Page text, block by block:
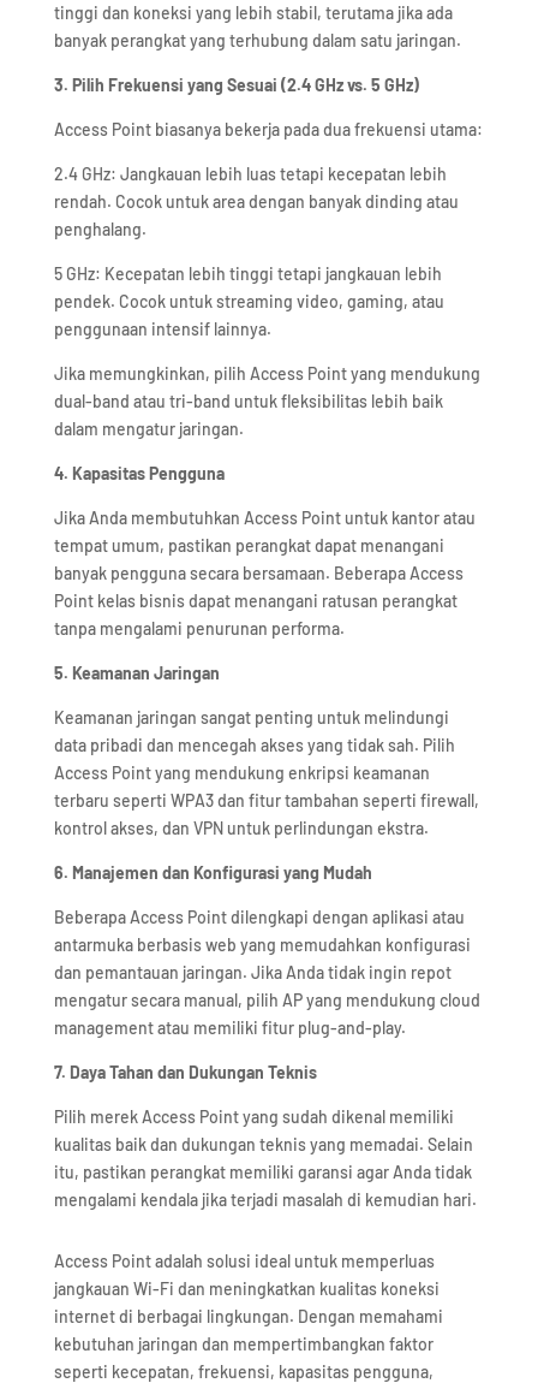
tinggi dan koneksi yang lebih stabil, terutama jika ada
banyak perangkat yang terhubung dalam satu jaringan.
3. Pilih Frekuensi yang Sesuai (2.4 GHz vs. 5 GHz)
Access Point biasanya bekerja pada dua frekuensi utama:
2.4 GHz: Jangkauan lebih luas tetapi kecepatan lebih
rendah. Cocok untuk area dengan banyak dinding atau
penghalang.
5 GHz: Kecepatan lebih tinggi tetapi jangkauan lebih
pendek. Cocok untuk streaming video, gaming, atau
penggunaan intensif lainnya.
Jika memungkinkan, pilih Access Point yang mendukung
dual-band atau tri-band untuk fleksibilitas lebih baik
dalam mengatur jaringan.
4. Kapasitas Pengguna
Jika Anda membutuhkan Access Point untuk kantor atau
tempat umum, pastikan perangkat dapat menangani
banyak pengguna secara bersamaan. Beberapa Access
Point kelas bisnis dapat menangani ratusan perangkat
tanpa mengalami penurunan performa.
5. Keamanan Jaringan
Keamanan jaringan sangat penting untuk melindungi
data pribadi dan mencegah akses yang tidak sah. Pilih
Access Point yang mendukung enkripsi keamanan
terbaru seperti WPA3 dan fitur tambahan seperti firewall,
kontrol akses, dan VPN untuk perlindungan ekstra.
6. Manajemen dan Konfigurasi yang Mudah
Beberapa Access Point dilengkapi dengan aplikasi atau
antarmuka berbasis web yang memudahkan konfigurasi
dan pemantauan jaringan. Jika Anda tidak ingin repot
mengatur secara manual, pilih AP yang mendukung cloud
management atau memiliki fitur plug-and-play.
7. Daya Tahan dan Dukungan Teknis
Pilih merek Access Point yang sudah dikenal memiliki
kualitas baik dan dukungan teknis yang memadai. Selain
itu, pastikan perangkat memiliki garansi agar Anda tidak
mengalami kendala jika terjadi masalah di kemudian hari.
Access Point adalah solusi ideal untuk memperluas
jangkauan Wi-Fi dan meningkatkan kualitas koneksi
internet di berbagai lingkungan. Dengan memahami
kebutuhan jaringan dan mempertimbangkan faktor
seperti kecepatan, frekuensi, kapasitas pengguna,